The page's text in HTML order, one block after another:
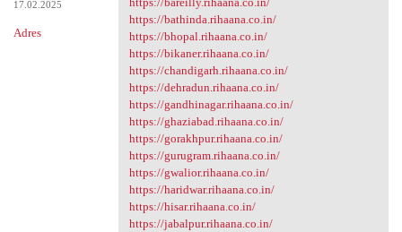
17.02.2025
Adres
https://bathinda.rihaana.co.in/
https://bhopal.rihaana.co.in/
https://bikaner.rihaana.co.in/
https://chandigarh.rihaana.co.in/
https://dehradun.rihaana.co.in/
https://gandhinagar.rihaana.co.in/
https://ghaziabad.rihaana.co.in/
https://gorakhpur.rihaana.co.in/
https://gurugram.rihaana.co.in/
https://gwalior.rihaana.co.in/
https://haridwar.rihaana.co.in/
https://hisar.rihaana.co.in/
https://jabalpur.rihaana.co.in/